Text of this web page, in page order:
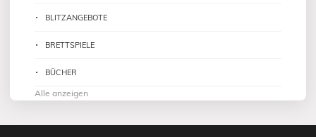
BLITZANGEBOTE
BRETTSPIELE
BÜCHER
Alle anzeigen